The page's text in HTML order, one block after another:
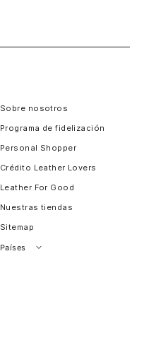
Sobre nosotros
Programa de fidelización
Personal Shopper
Crédito Leather Lovers
Leather For Good
Nuestras tiendas
Sitemap
Países